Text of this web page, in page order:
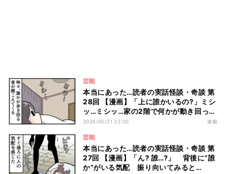
芸能
本当にあった…読者の実話怪談・奇談 第
28回 【漫画】「上に誰かいるの?」ミシ
ッ…ミシッ…家の2階で何かが動き回って
いる
2026/05/21 22:00 連載
芸能
本当にあった…読者の実話怪談・奇談 第
27回 【漫画】「ん? 誰…?」 背後に“誰
か”がいる気配 振り向いてみると…